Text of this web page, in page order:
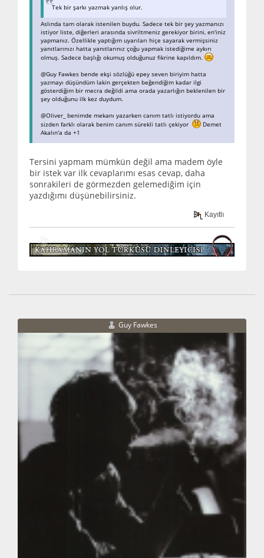
Tek bir şarkı yazmak yanlış olur.
Aslında tam olarak istenilen buydu. Sadece tek bir şey yazmanızı
istiyor liste, diğerleri arasında sivriltmeniz gerekiyor birini, en'iniz
yapmanız. Özellikle yaptığım uyarıları hiçe sayarak vermişsiniz
yanıtlarınızı hatta yanıtlarınız çoğu yapmak istediğime aykırı
olmuş. Sadece başlığı okumuş olduğunuz fikrine kapıldım.
@Guy Fawkes bende ekşi sözlüğü epey seven biriyim hatta
yazmayı düşündüm lakin gerçekten beğendiğim kadar ilgi
gösterdiğim bir mecra değildi ama orada yazarlığın beklenilen bir
şey olduğunu ilk kez duydum.
@Oliver_ benimde mekanı yazarken canım tatlı istiyordu ama
sizden farklı olarak benim canım sürekli tatlı çekiyor
Demet
Akalın'a da +1
Tersini yapmam mümkün değil ama madem öyle
bir istek var ilk cevaplarımı esas cevap, daha
sonrakileri de görmezden gelemediğim için
yazdığımı düşünebilirsiniz.
Kayıtlı
Guy Fawkes